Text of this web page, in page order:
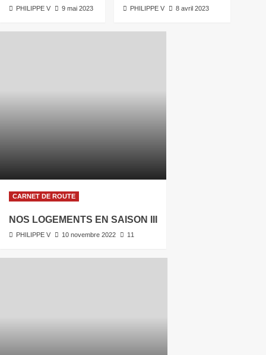
PHILIPPE V 9 mai 2023 PHILIPPE V 8 avril 2023
CARNET DE ROUTE
NOS LOGEMENTS EN SAISON III
PHILIPPE V 10 novembre 2022 11